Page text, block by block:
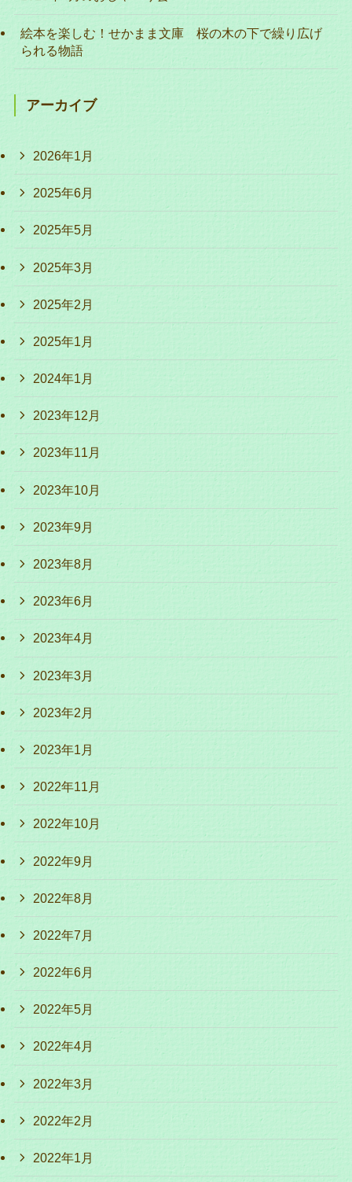
絵本を楽しむ！せかまま文庫 桜の木の下で繰り広げ
られる物語
アーカイブ
2026年1月
2025年6月
2025年5月
2025年3月
2025年2月
2025年1月
2024年1月
2023年12月
2023年11月
2023年10月
2023年9月
2023年8月
2023年6月
2023年4月
2023年3月
2023年2月
2023年1月
2022年11月
2022年10月
2022年9月
2022年8月
2022年7月
2022年6月
2022年5月
2022年4月
2022年3月
2022年2月
2022年1月